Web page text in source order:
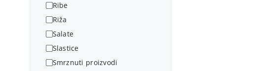
Ribe
Riža
Salate
Slastice
Smrznuti proizvodi